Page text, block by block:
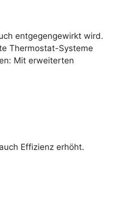
entgegengewirkt wird.
Thermostat-Systeme
Mit erweiterten
Effizienz erhöht.